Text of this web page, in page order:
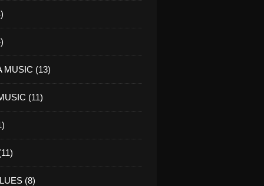
MUSIC (13)
(11)
(8)